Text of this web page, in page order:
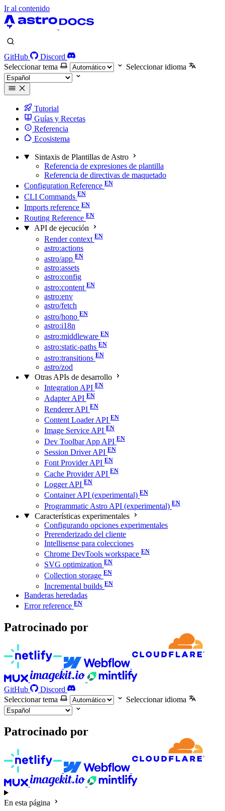
Ir al contenido
GitHub
Discord
Seleccionar tema
Seleccionar idioma
Tutorial
Guías y Recetas
Referencia
Ecosistema
Sintaxis de Plantillas de Astro
Referencia de expresiones de plantilla
Referencia de directivas de maquetado
Configuration Reference
CLI Commands
Imports reference
Routing Reference
API de ejecución
Render context
astro:actions
astro/app
astro:assets
astro:config
astro:content
astro:env
astro/fetch
astro/hono
astro:i18n
astro:middleware
astro:static-paths
astro:transitions
astro/zod
Otras APIs de desarrollo
Integration API
Adapter API
Renderer API
Content Loader API
Image Service API
Dev Toolbar App API
Session Driver API
Font Provider API
Cache Provider API
Logger API
Container API (experimental)
Programmatic Astro API (experimental)
Características experimentales
Configurando opciones experimentales
Prerenderizado del cliente
Intellisense para colecciones
Chrome DevTools workspace
SVG optimization
Collection storage
Incremental builds
Banderas heredadas
Error reference
Patrocinado por
GitHub
Discord
Seleccionar tema
Seleccionar idioma
Patrocinado por
En esta página